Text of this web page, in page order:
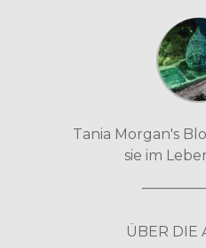
Tania Morgan's
sie im
ÜBER DIE